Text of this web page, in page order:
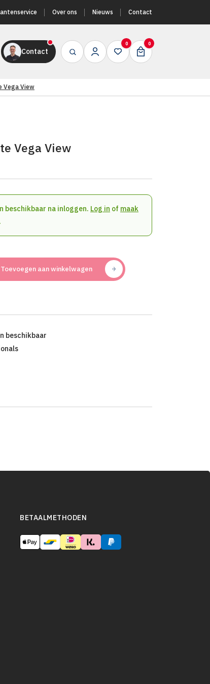
Over ons Nieuws Contact
Contact
0 0
Vega View
Vega View
beschikbaar na inloggen. Log in of maak
.
Toevoegen aan winkelwagen
beschikbaar
BETAALMETHODEN